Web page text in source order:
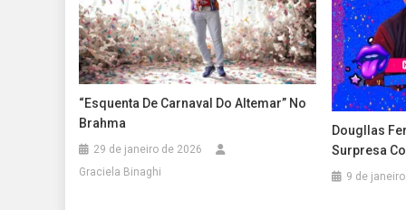
“Esquenta De Carnaval Do Altemar” No
Brahma
29 de janeiro de 2026
Graciela Binaghi
Dougllas
Surpresa
9 de